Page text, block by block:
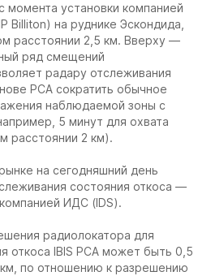
момента установки компанией
Billiton) на руднике Эскондида,
расстоянии 2,5 км. Вверху —
ряд смещений
радару отслеживания
РСА сократить обычное
наблюдаемой зоны с
5 минут для охвата
расстоянии 2 км).
на сегодняшний день
состояния откоса —
ИДС (IDS).
радиолокатора для
откоса IBIS РСА может быть 0,5
по отношению к разрешению